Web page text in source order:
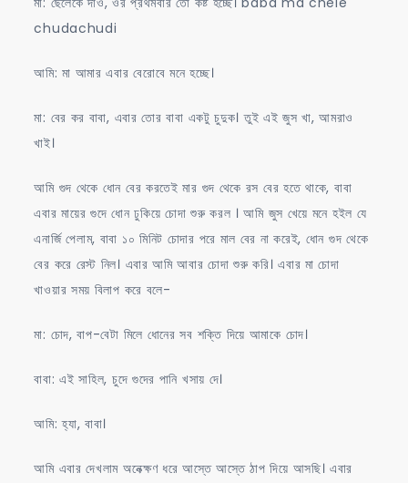
chudachudi
আমি: মা আমার এবার বেরোবে মনে হচ্ছে।
মা: বের কর বাবা, এবার তোর বাবা একটু চুদুক। তুই এই জুস খা, আমরাও
খাই।
আমি গুদ থেকে ধোন বের করতেই মার গুদ থেকে রস বের হতে থাকে, বাবা
এবার মায়ের গুদে ধোন ঢুকিয়ে চোদা শুরু করল । আমি জুস খেয়ে মনে হইল যে
এনার্জি পেলাম, বাবা ১০ মিনিট চোদার পরে মাল বের না করেই, ধোন গুদ থেকে
বের করে রেস্ট নিল। এবার আমি আবার চোদা শুরু করি। এবার মা চোদা
খাওয়ার সময় বিলাপ করে বলে-
মা: চোদ, বাপ-বেটা মিলে ধোনের সব শক্তি দিয়ে আমাকে চোদ।
বাবা: এই সাহিল, চুদে গুদের পানি খসায় দে।
আমি: হ্যা, বাবা।
আমি এবার দেখলাম অনেক্ক্ষণ ধরে আস্তে আস্তে ঠাপ দিয়ে আসছি। এবার